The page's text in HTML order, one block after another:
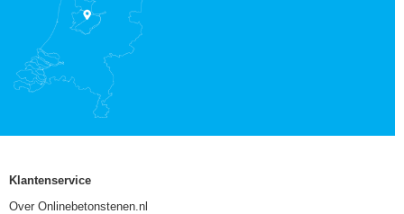
Klantenservice
Over Onlinebetonstenen.nl